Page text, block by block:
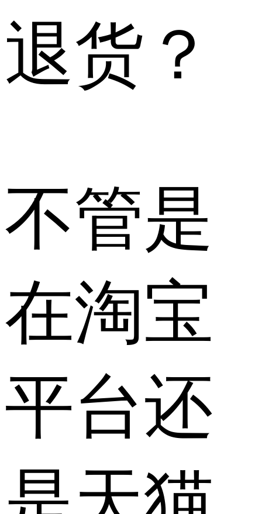
退货？
不管是
在淘宝
平台还